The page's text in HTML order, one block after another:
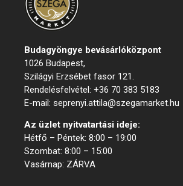
Budagyöngye bevásárlóközpont
1026 Budapest,
Szilágyi Erzsébet fasor 121.
Rendelésfelvétel: +36 70 383 5183
E-mail: seprenyi.attila@szegamarket.hu
Az üzlet nyitvatartási ideje:
Hétfő – Péntek: 8:00 – 19:00
Szombat: 8:00 – 15:00
Vasárnap: ZÁRVA